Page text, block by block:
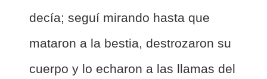
decía; seguí mirando hasta que
mataron a la bestia, destrozaron su
cuerpo y lo echaron a las llamas del